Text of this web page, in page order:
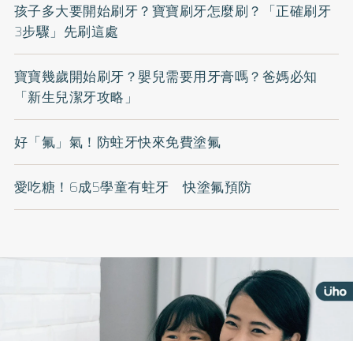
孩子多大要開始刷牙？寶寶刷牙怎麼刷？「正確刷牙
3步驟」先刷這處
寶寶幾歲開始刷牙？嬰兒需要用牙膏嗎？爸媽必知
「新生兒潔牙攻略」
好「氟」氣！防蛀牙快來免費塗氟
愛吃糖！6成5學童有蛀牙 快塗氟預防